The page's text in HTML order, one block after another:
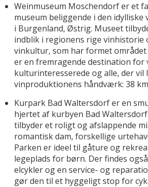
Weinmuseum Moschendorf er et
museum beliggende i den
i Burgenland, Østrig. Museet
indblik i regionens rige vinhistorie
vinkultur, som har formet
er en fremragende destination for
kulturinteresserede og alle, der vil
vinproduktionens håndværk: 38
Kurpark Bad Waltersdorf er en
hjertet af kurbyen Bad
tilbyder et roligt og afslappende
romantisk dam, forskellige
Parken er ideel til gåture og
legeplads for børn. Der findes
elcykler og en service- og
gør den til et hyggeligt stop for